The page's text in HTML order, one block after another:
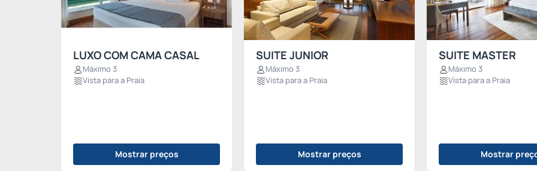
LUXO COM CAMA CASAL
Máximo 3
Vista para a Praia
Mostrar preços
SUITE JUNIOR
Máximo 3
Vista para a Praia
Mostrar preços
SUITE MASTER
Máximo 3
Vista para a Praia
Mostrar